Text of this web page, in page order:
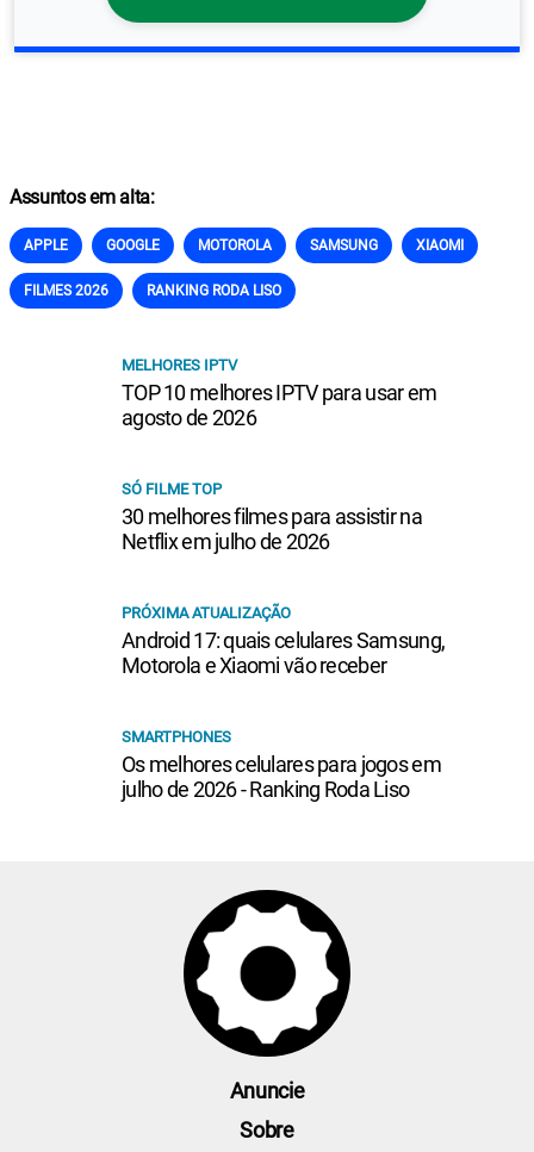
Assuntos em alta:
APPLE GOOGLE MOTOROLA SAMSUNG XIAOMI
FILMES 2026 RANKING RODA LISO
MELHORES IPTV
TOP 10 melhores IPTV para usar em
agosto de 2026
SÓ FILME TOP
30 melhores filmes para assistir na
Netflix em julho de 2026
PRÓXIMA ATUALIZAÇÃO
Android 17: quais celulares Samsung,
Motorola e Xiaomi vão receber
SMARTPHONES
Os melhores celulares para jogos em
julho de 2026 - Ranking Roda Liso
Anuncie
Sobre